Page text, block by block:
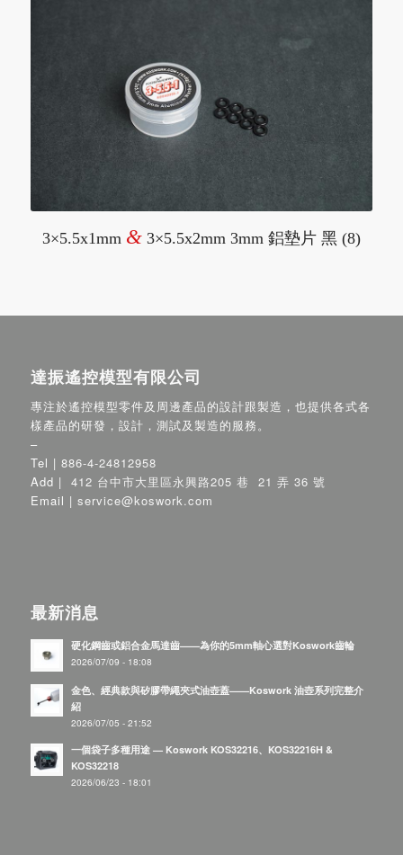
3×5.5x1mm &3×5.5x2mm 3mm 鋁墊片 黑 (8)
達振遙控模型有限公司
專注於遙控模型零件及周邊產品的設計跟製造，也提供各式各
樣產品的研發，設計，測試及製造的服務。
–
Tel | 886-4-24812958
Add |
412 台中市大里區永興路205 巷 21 弄 36 號
Email | service@koswork.com
最新消息
硬化鋼齒或鋁合金馬達齒——為你的5mm軸心選對Koswork齒輪
2026/07/09 - 18:08
金色、經典款與矽膠帶繩夾式油壺蓋——Koswork 油壺系列完整介
紹
2026/07/05 - 21:52
一個袋子多種用途 — Koswork KOS32216、KOS32216H &
KOS32218
2026/06/23 - 18:01